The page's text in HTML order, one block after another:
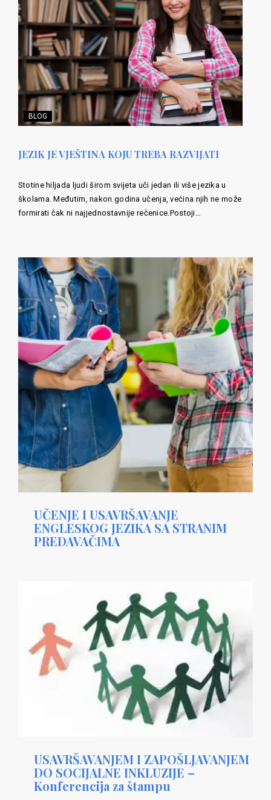
BLOG
JEZIK JE VJEŠTINA KOJU TREBA RAZVIJATI
Stotine hiljada ljudi širom svijeta uči jedan ili više jezika u
školama. Međutim, nakon godina učenja, većina njih ne može
formirati čak ni najjednostavnije rečenice.Postoji…
UČENJE I USAVRŠAVANJE
ENGLESKOG JEZIKA SA STRANIM
PREDAVAČIMA
USAVRŠAVANJEM I ZAPOŠLJAVANJEM
DO SOCIJALNE INKLUZIJE –
Konferencija za štampu